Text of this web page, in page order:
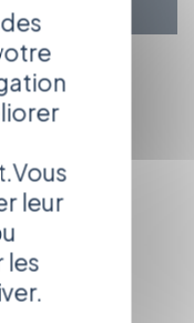
leur
les